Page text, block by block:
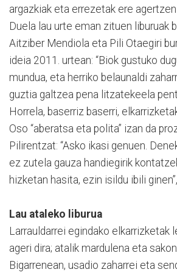
argazkiak eta errezetak ere agertzen
Duela lau urte eman zituen liburuak
Aitziber Mendiola eta Pili Otaegiri
ideia 2011. urtean: “Biok gustuko
mundua, eta herriko belaunaldi
guztia galtzea pena litzatekeela
Horrela, baserriz baserri,
Oso “aberatsa eta polita” izan da
Pilirentzat: “Asko ikasi genuen.
ez zutela gauza handiegirik
hizketan hasita, ezin isildu ibili
Lau ataleko liburua
Larrauldarrei egindako elkarrizketak
ageri dira; atalik mardulena eta
Bigarrenean, usadio zaharrei eta